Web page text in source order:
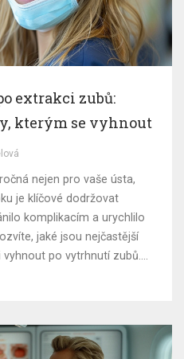
extrakci zubů:
kterým se vyhnout
nejen pro vaše ústa,
je klíčové dodržovat
komplikacím a urychlilo
jaké jsou nejčastější
po vytrhnutí zubů.